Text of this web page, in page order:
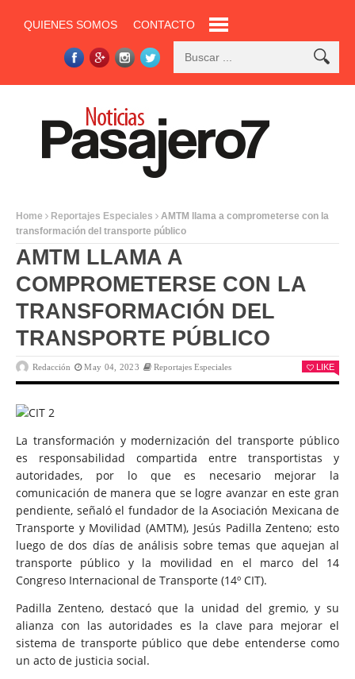
QUIENES SOMOS CONTACTO
Home Reportajes Especiales
AMTM llama a comprometerse con la
transformación del transporte público
AMTM LLAMA A
COMPROMETERSE CON LA
TRANSFORMACIÓN DEL
TRANSPORTE PÚBLICO
Redacción May 04, 2023 Reportajes Especiales LIKE
La transformación y modernización del transporte público
es responsabilidad compartida entre transportistas y
autoridades, por lo que es necesario mejorar la
comunicación de manera que se logre avanzar en este gran
pendiente, señaló el fundador de la Asociación Mexicana de
Transporte y Movilidad (AMTM), Jesús Padilla Zenteno; esto
luego de dos días de análisis sobre temas que aquejan al
transporte público y la movilidad en el marco del 14
Congreso Internacional de Transporte (14º CIT).
Padilla Zenteno, destacó que la unidad del gremio, y su
alianza con las autoridades es la clave para mejorar el
sistema de transporte público que debe entenderse como
un acto de justicia social.